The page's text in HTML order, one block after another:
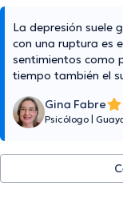
La depresión suele
con una ruptura es
sentimientos como
tiempo también el
Gina Fabre
Psicólogo